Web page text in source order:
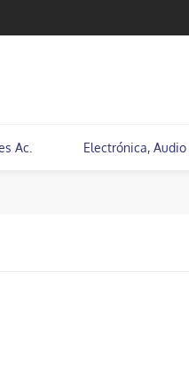
Ac. Electrónica,